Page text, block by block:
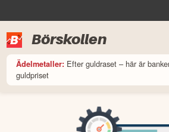
Börskollen
Ädelmetaller: Efter guldraset – här är
guldpriset